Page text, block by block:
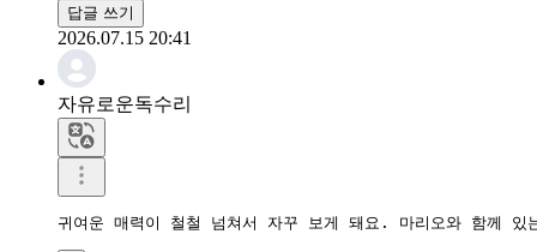
답글 쓰기
2026.07.15 20:41
자유로운독수리
귀여운 매력이 철철 넘쳐서 자꾸 보게 돼요. 마리오와 함께 있